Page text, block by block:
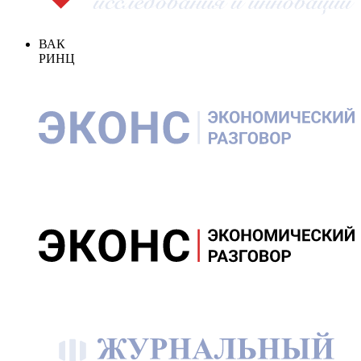
ВАК
РИНЦ